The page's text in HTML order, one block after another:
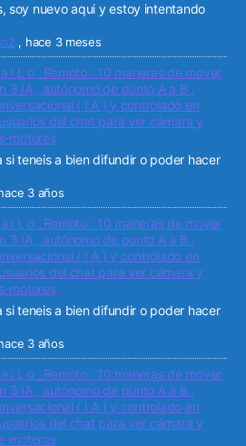
soy nuevo aqui y estoy intentando
, hace 3 meses
i L o _Remoto : 10 maneras de mover
3 IA , autónomo de punto A a B ,
( I A ) y controlado en
del chat para ver cámara y
motores
si teneis a bien difundir o poder hacer
3 años
i L o _Remoto : 10 maneras de mover
3 IA , autónomo de punto A a B ,
( I A ) y controlado en
del chat para ver cámara y
motores
si teneis a bien difundir o poder hacer
3 años
i L o _Remoto : 10 maneras de mover
3 IA , autónomo de punto A a B ,
( I A ) y controlado en
del chat para ver cámara y
motores